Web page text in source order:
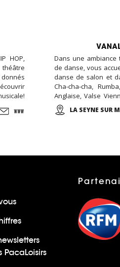
HOP,
théâtre
Dans une ambiance
de danse, vous
danse de salon et
Cha-cha-cha,
Anglaise, Valse
Trot, Valse,
Argentin, Meringué,
nouveau danseur.
LA SEYNE SUR